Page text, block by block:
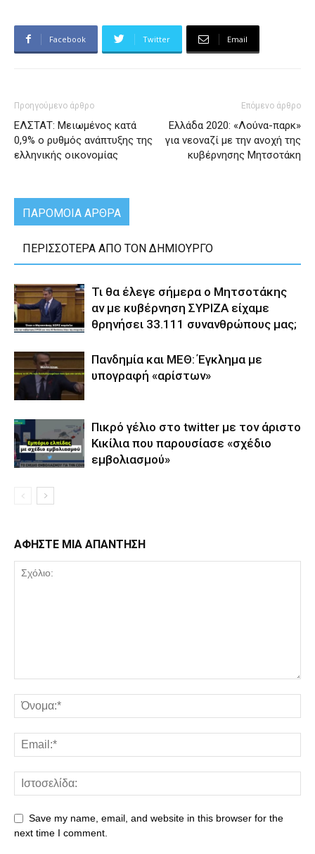
Facebook Twitter Email
Προηγούμενο άρθρο
ΕΛΣΤΑΤ: Μειωμένος κατά
0,9% ο ρυθμός ανάπτυξης της
ελληνικής οικονομίας
Επόμενο άρθρο
Ελλάδα 2020: «Λούνα-παρκ»
για νεοναζί με την ανοχή της
κυβέρνησης Μητσοτάκη
ΠΑΡΟΜΟΙΑ ΑΡΘΡΑ
ΠΕΡΙΣΣΟΤΕΡΑ ΑΠΟ ΤΟΝ ΔΗΜΙΟΥΡΓΟ
Τι θα έλεγε σήμερα ο Μητσοτάκης
αν με κυβέρνηση ΣΥΡΙΖΑ είχαμε
θρηνήσει 33.111 συνανθρώπους μας;
Πανδημία και ΜΕΘ: Έγκλημα με
υπογραφή «αρίστων»
Πικρό γέλιο στο twitter με τον άριστο
Κικίλια που παρουσίασε «σχέδιο
εμβολιασμού»
ΑΦΗΣΤΕ ΜΙΑ ΑΠΑΝΤΗΣΗ
Save my name, email, and website in this browser for the
next time I comment.